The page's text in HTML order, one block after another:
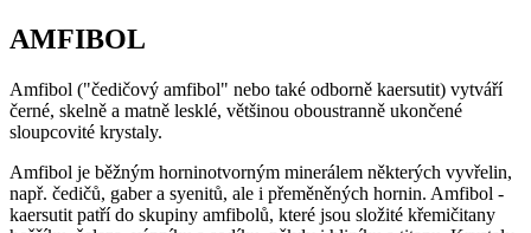
AMFIBOL
Amfibol ("čedičový amfibol" nebo také odborně kaersutit) vytváří
černé, skelně a matně lesklé, většinou oboustranně ukončené
sloupcovité krystaly.
Amfibol je běžným horninotvorným minerálem některých vyvřelin,
např. čedičů, gaber a syenitů, ale i přeměněných hornin. Amfibol -
kaersutit patří do skupiny amfibolů, které jsou složité křemičitany